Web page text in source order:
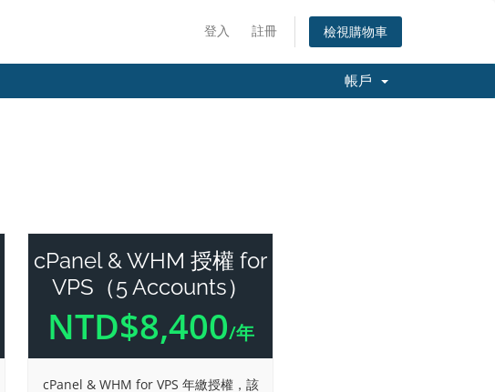
登入 註冊 檢視購物車
帳戶
cPanel & WHM 授權 for
VPS（5 Accounts）
NTD$8,400/年
cPanel & WHM for VPS 年繳授權，該